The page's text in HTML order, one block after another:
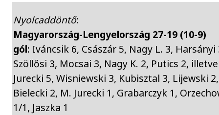
Nyolcaddöntő:
Magyarország-Lengyelország 27-19 (10-9)
gól: Iváncsik 6, Császár 5, Nagy L. 3, Harsányi
Szöllősi 3, Mocsai 3, Nagy K. 2, Putics 2,
Jurecki 5, Wisniewski 3, Kubisztal 3, Lijewski 2,
Bielecki 2, M. Jurecki 1, Grabarczyk 1,
1/1, Jaszka 1